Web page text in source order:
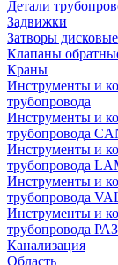
Детали
Задвижки
Затворы
Клапаны
Краны
Инструменты и
трубопровода
Инструменты и
трубопровода
Инструменты и
трубопровода
Инструменты и
трубопровода
Инструменты и
трубопровода
Канализация
Область